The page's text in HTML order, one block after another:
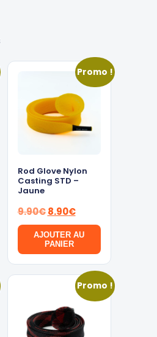
Promo !
Rod Glove Nylon
Casting STD –
Jaune
9.90€ Le
prix
initial
était :
9.90€.
8.90€Le
prix
actuel
est :
8.90€.
AJOUTER AU
PANIER
Promo !